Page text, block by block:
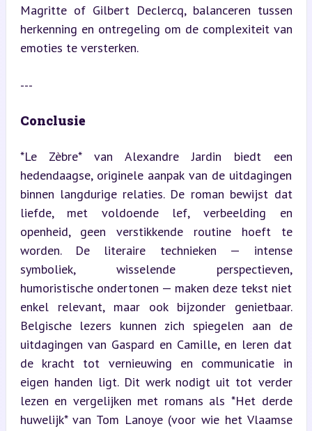
Magritte of Gilbert Declercq, balanceren tussen
herkenning en ontregeling om de complexiteit van
emoties te versterken.
---
Conclusie
*Le Zèbre* van Alexandre Jardin biedt een
hedendaagse, originele aanpak van de uitdagingen
binnen langdurige relaties. De roman bewijst dat
liefde, met voldoende lef, verbeelding en
openheid, geen verstikkende routine hoeft te
worden. De literaire technieken — intense
symboliek, wisselende perspectieven,
humoristische ondertonen — maken deze tekst niet
enkel relevant, maar ook bijzonder genietbaar.
Belgische lezers kunnen zich spiegelen aan de
uitdagingen van Gaspard en Camille, en leren dat
de kracht tot vernieuwing en communicatie in
eigen handen ligt. Dit werk nodigt uit tot verder
lezen en vergelijken met romans als *Het derde
huwelijk* van Tom Lanoye (voor wie het Vlaamse